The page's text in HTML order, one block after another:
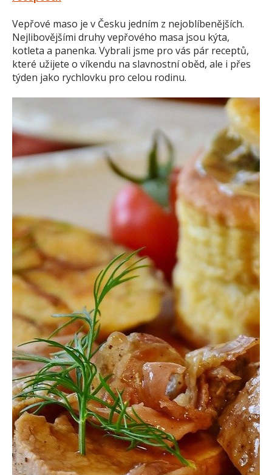
Vepřové maso je v Česku jedním z nejoblíbenějších.
Nejlibovějšími druhy vepřového masa jsou kýta,
kotleta a panenka. Vybrali jsme pro vás pár receptů,
které užijete o víkendu na slavnostní oběd, ale i přes
týden jako rychlovku pro celou rodinu.